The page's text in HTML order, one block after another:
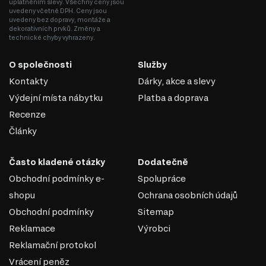
uplatněním slevy. Všechny ceny jsou
uvedeny včetně DPH. Ceny jsou
uvedeny bez dopravy, montáže a
dekorativních prvků. Změny a
technické chyby vyhrazeny.
O společnosti
Kontakty
Výdejní místa nábytku
Recenze
Články
Služby
Dárky, akce a slevy
Platba a doprava
Často kladené otázky
Obchodní podmínky e-
shopu
Obchodní podmínky
Reklamace
Reklamační protokol
Vrácení peněz
Dodatečně
Spolupráce
Ochrana osobních údajů
Sitemap
Výrobci